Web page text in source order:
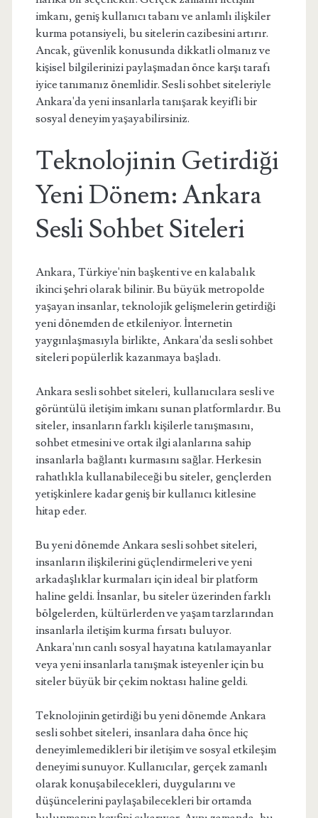
imkanı, geniş kullanıcı tabanı ve anlamlı ilişkiler
kurma potansiyeli, bu sitelerin cazibesini artırır.
Ancak, güvenlik konusunda dikkatli olmanız ve
kişisel bilgilerinizi paylaşmadan önce karşı tarafı
iyice tanımanız önemlidir. Sesli sohbet siteleriyle
Ankara'da yeni insanlarla tanışarak keyifli bir
sosyal deneyim yaşayabilirsiniz.
Teknolojinin Getirdiği
Yeni Dönem: Ankara
Sesli Sohbet Siteleri
Ankara, Türkiye'nin başkenti ve en kalabalık
ikinci şehri olarak bilinir. Bu büyük metropolde
yaşayan insanlar, teknolojik gelişmelerin getirdiği
yeni dönemden de etkileniyor. İnternetin
yaygınlaşmasıyla birlikte, Ankara'da sesli sohbet
siteleri popülerlik kazanmaya başladı.
Ankara sesli sohbet siteleri, kullanıcılara sesli ve
görüntülü iletişim imkanı sunan platformlardır. Bu
siteler, insanların farklı kişilerle tanışmasını,
sohbet etmesini ve ortak ilgi alanlarına sahip
insanlarla bağlantı kurmasını sağlar. Herkesin
rahatlıkla kullanabileceği bu siteler, gençlerden
yetişkinlere kadar geniş bir kullanıcı kitlesine
hitap eder.
Bu yeni dönemde Ankara sesli sohbet siteleri,
insanların ilişkilerini güçlendirmeleri ve yeni
arkadaşlıklar kurmaları için ideal bir platform
haline geldi. İnsanlar, bu siteler üzerinden farklı
bölgelerden, kültürlerden ve yaşam tarzlarından
insanlarla iletişim kurma fırsatı buluyor.
Ankara'nın canlı sosyal hayatına katılamayanlar
veya yeni insanlarla tanışmak isteyenler için bu
siteler büyük bir çekim noktası haline geldi.
Teknolojinin getirdiği bu yeni dönemde Ankara
sesli sohbet siteleri, insanlara daha önce hiç
deneyimlemedikleri bir iletişim ve sosyal etkileşim
deneyimi sunuyor. Kullanıcılar, gerçek zamanlı
olarak konuşabilecekleri, duygularını ve
düşüncelerini paylaşabilecekleri bir ortamda